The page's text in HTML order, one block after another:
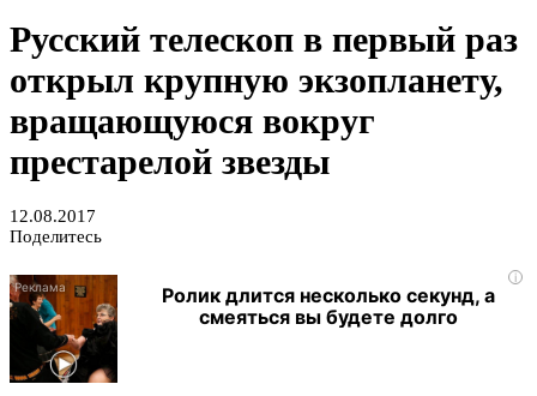
Русский телескоп в первый раз
открыл крупную экзопланету,
вращающуюся вокруг
престарелой звезды
12.08.2017
Поделитесь
i
Ролик длится несколько секунд, а
смеяться вы будете долго